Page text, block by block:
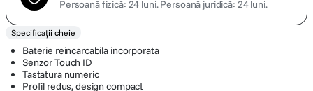
Persoană fizică: 24 luni.Persoană juridică: 24 luni.
Specificații cheie
Baterie reincarcabila incorporata
Senzor Touch ID
Tastatura numeric
Profil redus, design compact